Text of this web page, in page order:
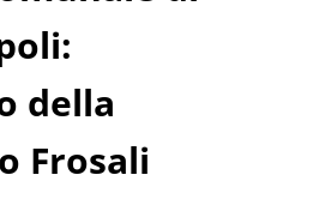
della
Frosali